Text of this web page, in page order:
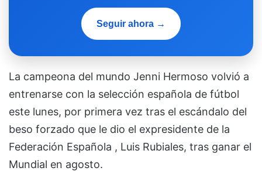
Seguir ahora →
La campeona del mundo Jenni Hermoso volvió a
entrenarse con la selección española de fútbol
este lunes, por primera vez tras el escándalo del
beso forzado que le dio el expresidente de la
Federación Española , Luis Rubiales, tras ganar el
Mundial en agosto.